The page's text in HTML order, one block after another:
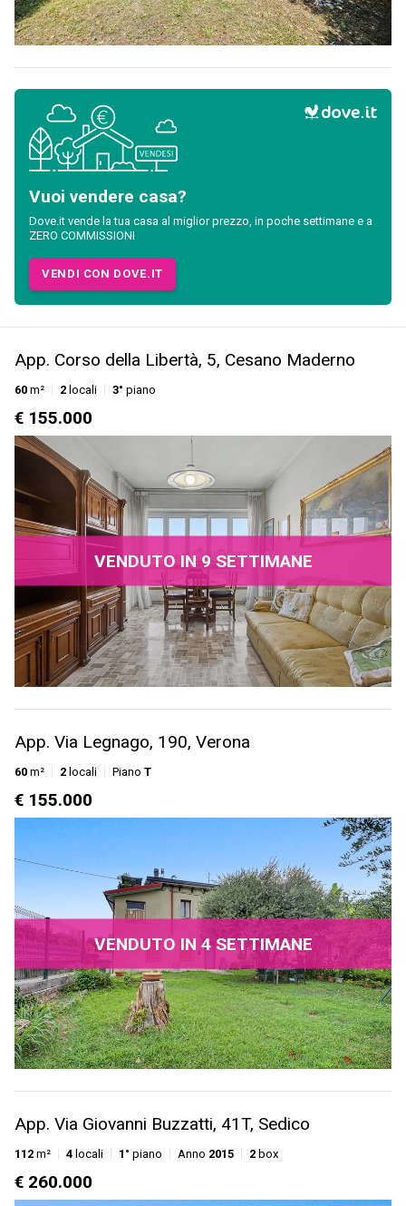
Vuoi vendere casa?
Dove.it vende la tua casa al miglior prezzo, in poche settimane e a
ZERO COMMISSIONI
VENDI CON DOVE.IT
App. Corso della Libertà, 5, Cesano Maderno
60 m² 2 locali 3° piano
€ 155.000
VENDUTO IN 9 SETTIMANE
App. Via Legnago, 190, Verona
60 m² 2 locali Piano T
€ 155.000
VENDUTO IN 4 SETTIMANE
App. Via Giovanni Buzzatti, 41T, Sedico
112 m² 4 locali 1° piano Anno 2015 2 box
€ 260.000